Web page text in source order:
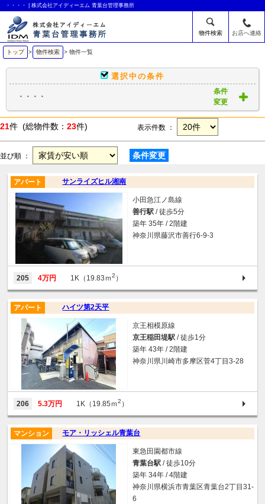
・・・・ | 株式会社アイディーエム 青葉台管理事務所
物件検索 お店へ連絡
トップ > 物件検索 > 物件一覧
選択中の条件
・・・・
条件
変更
21件 (総物件数： 23件) 表示件数 ：
並び順 ： 条件変更
サンライズヒル湘南
アパート
小田急江ノ島線
善行駅 / 徒歩5分
築年 35年 / 2階建
神奈川県藤沢市善行6-9-3
205 4万円 1K（19.83ｍ2 ）
ハイツ第2天平
アパート
京王相模原線
京王稲田堤駅 / 徒歩1分
築年 43年 / 2階建
神奈川県川崎市多摩区菅4丁目3-28
206 5.3万円 1K（19.85ｍ2 ）
モア・リッシェル青葉台
マンション
東急田園都市線
青葉台駅 / 徒歩10分
築年 34年 / 4階建
神奈川県横浜市青葉区青葉台2丁目31-
6